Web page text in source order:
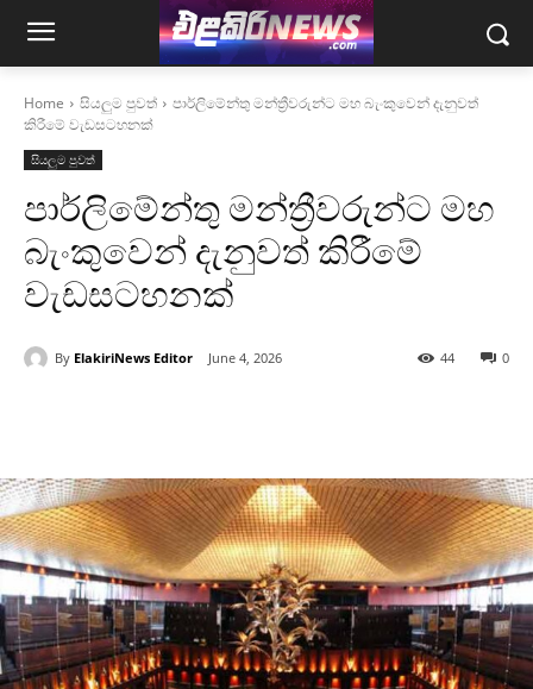
Home සියලුම පුවත්
පාර්ලිමේන්තු මන්ත්‍රීවරුන්ට මහ බැංකුවෙන් දැනුවත්
කිරීමේ වැඩසටහනක්
සියලුම පුවත්
පාර්ලිමේන්තු මන්ත්‍රීවරුන්ට මහ
බැංකුවෙන් දැනුවත් කිරීමේ
වැඩසටහනක්
By ElakiriNews Editor June 4, 2026 0
44